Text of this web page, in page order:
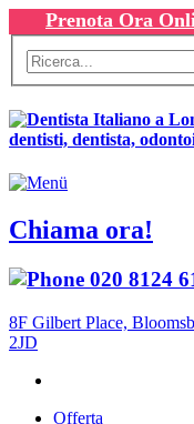
Prenota Ora
Chiama ora!
020 8124
8F Gilbert Place,
2JD
Offerta